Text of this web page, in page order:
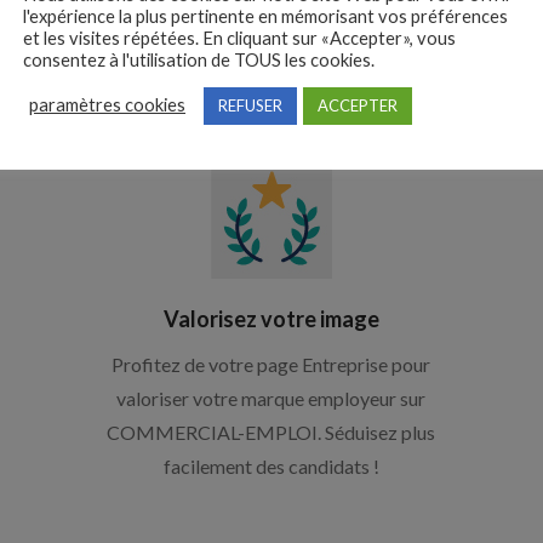
emploi des pros du
Valorisez votre image
Profitez de votre page Entreprise pour
valoriser votre marque employeur sur
COMMERCIAL-EMPLOI. Séduisez plus
facilement des candidats !
l'expérience la plus pertinente en mémorisant vos préférences
et les visites répétées. En cliquant sur «Accepter», vous
consentez à l'utilisation de TOUS les cookies.
paramètres cookies REFUSER ACCEPTER